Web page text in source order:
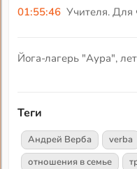
01:55:46 Учителя. Для
Йога-лагерь "Аура",
Теги
Андрей Верба verba
отношения в семье